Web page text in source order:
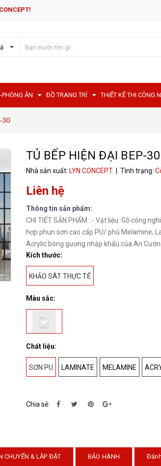
PHÒNG ĂN ĐỒ TRANG TRÍ THIẾT KẾ THI CÔNG
30
TỦ BẾP HIỆN ĐẠI BEP-30
Nhà sản xuất: LYN CONCEPT | Tình trạng:
Liên hệ
Thông tin sản phẩm:
CHI TIẾT SẢN PHẨM : - Vật liệu: Gỗ công
hợp phun sơn cao cấp PU/ phủ Melamine,
Acrylic bóng gương nhập khẩu của An
Kích thước:
KHẢO SÁT THỰC TẾ
Màu sắc:
Chất liệu:
SƠN PU LAMINATE MELAMINE
Chia sẻ:
CHUYỂN & LẮP ĐẶT BẢO HÀNH